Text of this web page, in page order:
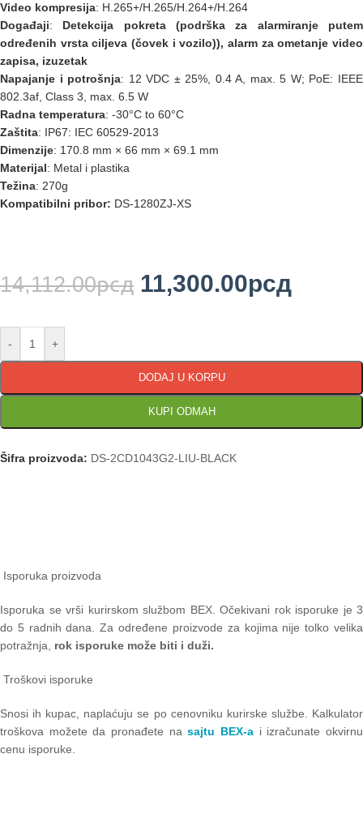
Video kompresija: H.265+/H.265/H.264+/H.264
Događaji: Detekcija pokreta (podrška za alarmiranje putem
određenih vrsta ciljeva (čovek i vozilo)), alarm za ometanje video
zapisa, izuzetak
Napajanje i potrošnja: 12 VDC ± 25%, 0.4 A, max. 5 W; PoE: IEEE
802.3af, Class 3, max. 6.5 W
Radna temperatura: -30°C to 60°C
Zaštita: IP67: IEC 60529-2013
Dimenzije: 170.8 mm × 66 mm × 69.1 mm
Materijal: Metal i plastika
Težina: 270g
Kompatibilni pribor: DS-1280ZJ-XS
14,112.00рсд 11,300.00рсд
- +
DODAJ U KORPU
KUPI ODMAH
Šifra proizvoda: DS-2CD1043G2-LIU-BLACK
Isporuka proizvoda
Isporuka se vrši kurirskom službom BEX. Očekivani rok isporuke je 3
do 5 radnih dana. Za određene proizvode za kojima nije tolko velika
potražnja, rok isporuke može biti i duži.
Troškovi isporuke
Snosi ih kupac, naplaćuju se po cenovniku kurirske službe. Kalkulator
troškova možete da pronađete nasajtu BEX-a i izračunate okvirnu
cenu isporuke.